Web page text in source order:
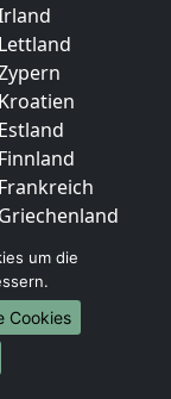
um die
Cookies